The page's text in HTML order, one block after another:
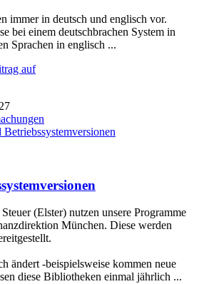
immer in deutsch und englisch vor.
bei einem deutschbrachen System in
Sprachen in englisch ...
auf
Betriebssystemversionen
(Elster) nutzen unsere Programme
München. Diese werden
ändert -beispielsweise kommen neue
diese Bibliotheken einmal jährlich ...